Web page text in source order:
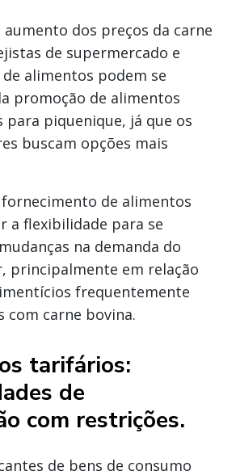
aumento dos preços da carne
de supermercado e
alimentos podem se
promoção de alimentos
para piquenique, já que os
buscam opções mais
fornecimento de alimentos
a flexibilidade para se
na demanda do
principalmente em relação
frequentemente
com carne bovina.
tarifários:
de
com restrições.
de bens de consumo